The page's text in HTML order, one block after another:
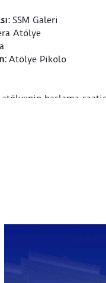
ı: SSM Galeri
Atölye
Atölye Pikolo
Belirtilen etkinlik saati, atölyenin